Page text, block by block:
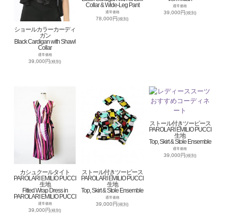
ショールカラーカーディ
ガン
Black Cardigan with Shawl
Collar
通常価格
39,000円(税別)
Collar & Wide-Leg Pant
通常価格
78,000円(税別)
通常価格
39,000円(税別)
カシュクールタイト
PAROLARI EMILIO PUCCI
生地
Fitted Wrap Dress in
PAROLARI EMILIO PUCCI
通常価格
39,000円(税別)
ストール付きツーピース
PAROLARI EMILIO PUCCI
生地
Top, Skirt & Stole Ensemble
通常価格
39,000円(税別)
ストール付きツーピース
PAROLARI EMILIO PUCCI
生地
Top, Skirt & Stole Ensemble
通常価格
39,000円(税別)